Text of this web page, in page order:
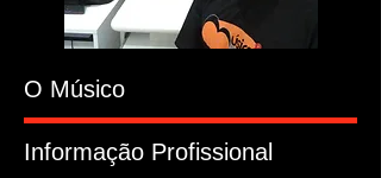
O Músico
Informação Profissional